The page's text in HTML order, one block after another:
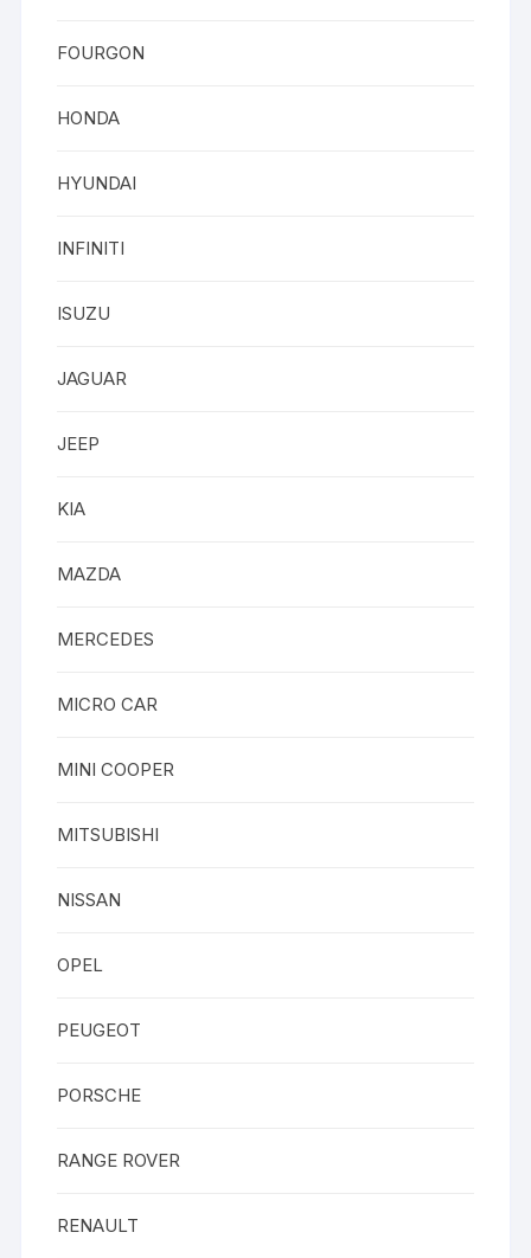
FOURGON
HONDA
HYUNDAI
INFINITI
ISUZU
JAGUAR
JEEP
KIA
MAZDA
MERCEDES
MICRO CAR
MINI COOPER
MITSUBISHI
NISSAN
OPEL
PEUGEOT
PORSCHE
RANGE ROVER
RENAULT